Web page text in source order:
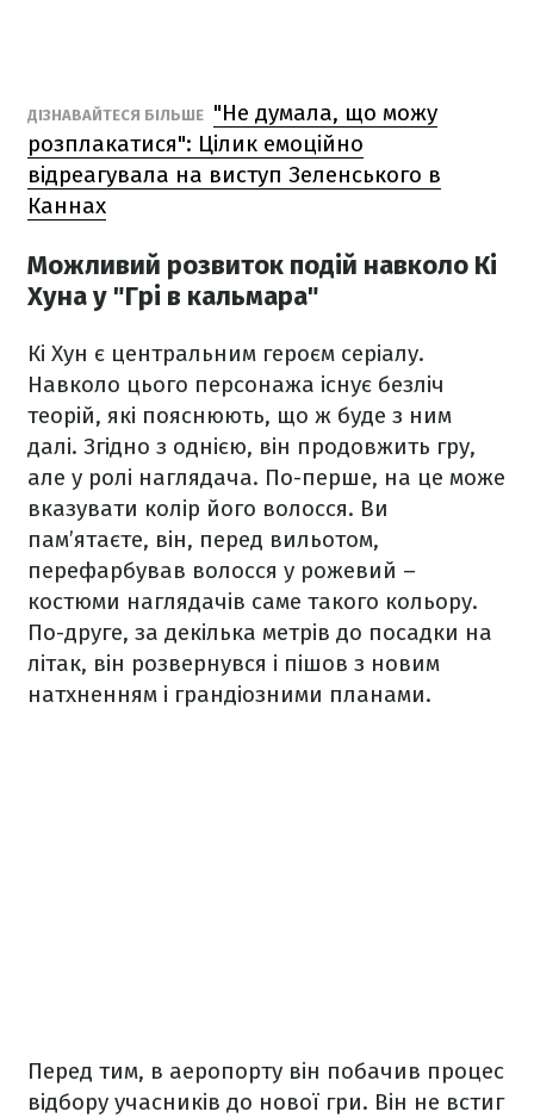
ДІЗНАВАЙТЕСЯ БІЛЬШЕ "Не думала, що можу
розплакатися": Цілик емоційно
відреагувала на виступ Зеленського в
Каннах
Можливий розвиток подій навколо Кі
Хуна у "Грі в кальмара"
Кі Хун є центральним героєм серіалу.
Навколо цього персонажа існує безліч
теорій, які пояснюють, що ж буде з ним
далі. Згідно з однією, він продовжить гру,
але у ролі наглядача. По-перше, на це може
вказувати колір його волосся. Ви
пам’ятаєте, він, перед вильотом,
перефарбував волосся у рожевий –
костюми наглядачів саме такого кольору.
По-друге, за декілька метрів до посадки на
літак, він розвернувся і пішов з новим
натхненням і грандіозними планами.
Перед тим, в аеропорту він побачив процес
відбору учасників до нової гри. Він не встиг